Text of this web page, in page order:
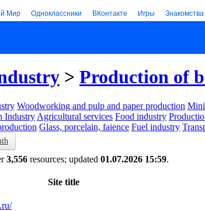
Мир Одноклассники ВКонтакте Игры Знакомства
> Production of
Woodworking and pulp and paper production
Industry Agricultural services Food industry
Glass, porcelain, faience Fuel industry
3,556 resources; updated 01.07.2026 15:59.
Site title